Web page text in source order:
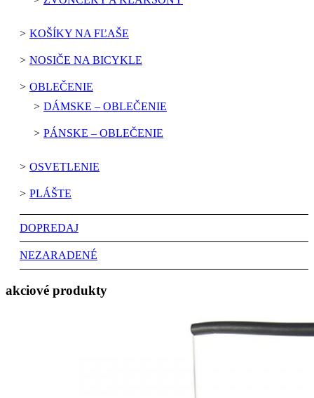
KOŠÍKY NA FĽAŠE
NOSIČE NA BICYKLE
OBLEČENIE
DÁMSKE – OBLEČENIE
PÁNSKE – OBLEČENIE
OSVETLENIE
PLÁŠTE
DOPREDAJ
NEZARADENÉ
akciové produkty